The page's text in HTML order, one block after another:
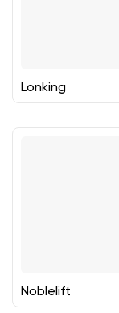
Lonking
Noblelift